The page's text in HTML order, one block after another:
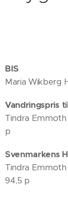
BIS
Maria Wikberg
Vandringspris
Tindra Emmoth
p
Svenmarkens
Tindra Emmoth
94,5 p